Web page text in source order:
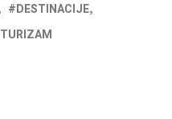
DESTINACIJE
TURIZAM